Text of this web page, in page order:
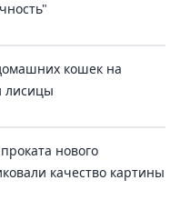
кошек на
лисицы
нового
качество картины